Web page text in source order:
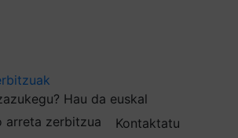
Hau da euskal
arreta zerbitzua
Kontaktatu